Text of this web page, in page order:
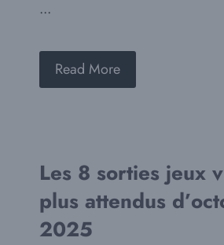
...
Read More
Les 8 sorties jeux
plus attendus
2025